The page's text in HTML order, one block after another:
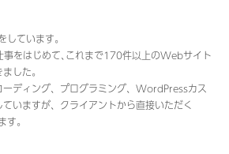
ています。
をはじめて､これまで170件以上のWebサイト
した｡
ディング、プログラミング、WordPressカス
いますが、クライアントから直接いただく
。